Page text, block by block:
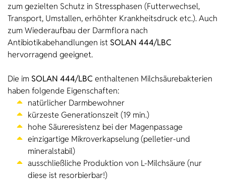
zum gezielten Schutz in Stressphasen (Futterwechsel,
Transport, Umstallen, erhöhter Krankheitsdruck etc.). Auch
zum Wiederaufbau der Darmflora nach
Antibiotikabehandlungen ist SOLAN 444/LBC
hervorragend geeignet.
Die im SOLAN 444/LBC enthaltenen Milchsäurebakterien
haben folgende Eigenschaften:
natürlicher Darmbewohner
kürzeste Generationszeit (19 min.)
hohe Säureresistenz bei der Magenpassage
einzigartige Mikroverkapselung (pelletier-und
mineralstabil)
ausschließliche Produktion von L-Milchsäure (nur
diese ist resorbierbar!)